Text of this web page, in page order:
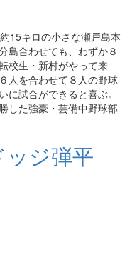
15キロの小さな瀬戸島本
島合わせても、わずか８
校生・新村がやって来
人を合わせて８人の野球
試合ができると喜ぶ。
した強豪・芸備中野球部
ジ弾平